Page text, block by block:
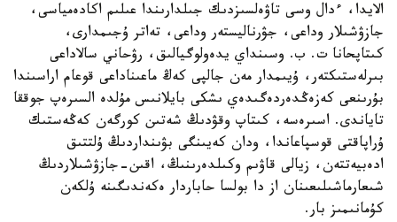
الايدا، ءدال وسى تاۋەلسىزدىك جىلدارىندا عىلىم اكادەمياسى،
جازۋشىلار وداعى، جۋرناليستەر وداعى، تەاتر ۇجىمدارى،
كىتاپحانا ت. ب. وسىنداي يدەولوگيالىق، رۋحاني سالاداعى
بىرلەستىكتەر، ۇيىمدار مەن جالپى كەڭ ماعىناداعى قوعام اراسىندا
بۇرىنعى كەزەڭدەردەگىدەي ىشكى بايلانىس مۇلدە السىرەپ جوققا
تاياندى. اسىرەسە، كىتاپ وقۋدىڭ شەتىن كورگەن كەڭەستىك
ۇراپاقتى قوسپاعاندا، ودان كەيىنگى بۋىنداردىڭ ۇلتتىق
ادەبيەتتەن، زيالى قاۋىم وكىلدەرىنىڭ، اقىن-جازۋشىلاردىڭ
شىعارماشىلىعىنان از دا بولسا حاباردار ەكەندىگىنە ۇلكەن
كۇمانىمىز بار.